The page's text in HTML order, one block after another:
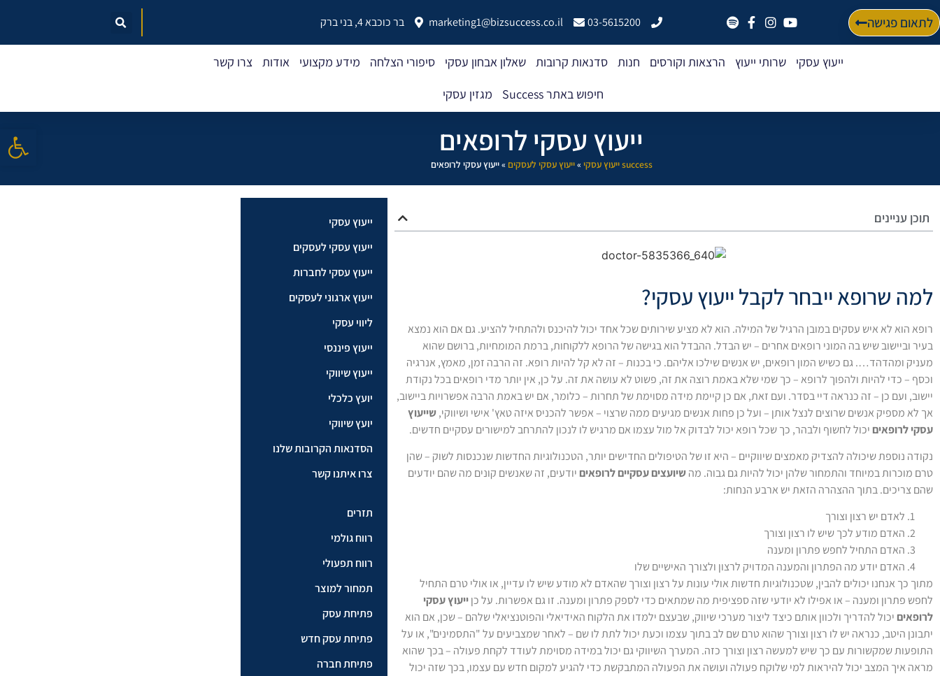
לתאום פגישה 03-5615200
marketing1@bizsuccess.co.il בר כוכבא 4, בני ברק
ייעוץ עסקי שרותי ייעוץ הרצאות וקורסים חנות סדנאות קרובות שאלון אבחון עסקי סיפורי הצלחה מידע מקצועי אודות
צרו קשר
חיפוש באתר Success
מגזין עסקי
ייעוץ עסקי לרופאים
success ייעוץ עסקי »ייעוץ עסקי לעסקים »ייעוץ עסקי לרופאים
תוכן עניינים
למה שרופא ייבחר לקבל ייעוץ עסקי?
רופא הוא לא איש עסקים במובן הרגיל של המילה. הוא לא מציע שירותים שכל אחד יכול להיכנס ולהתחיל להציע. גם אם הוא נמצא
בעיר וביישוב שיש בה המוני רופאים אחרים – יש הבדל. ההבדל הוא בגישה של הרופא ללקוחות, ברמת המומחיות, ברושם שהוא
מעניק ומהדהד…. גם כשיש המון רופאים, יש אנשים שילכו אליהם. כי בכנות – זה לא קל להיות רופא. זה הרבה זמן, מאמץ, אנרגיה
וכסף – כדי להיות ולהפוך לרופא – כך שמי שלא באמת רוצה את זה, פשוט לא עושה את זה. על כן, אין יותר מדי רופאים בכל נקודת
יישוב, ועם כן – זה כנראה דיי בסדר. ועם זאת, אם כן קיימת מידה מסוימת של תחרות – כלומר, אם יש באמת הרבה אפשרויות ביישוב,
אך לא מספיק אנשים שרוצים לנצל אותן – ועל כן פחות אנשים מגיעים ממה שרצוי – אפשר להכניס איזה טאץ' אישי ושיווקי,שייעוץ
עסקי לרופאים יכול לחשוף ולבהר, כך שכל רופא יכול לבדוק אל מול עצמו אם מרגיש לו לנכון להתרחב למישורים עסקיים חדשים.
נקודה נוספת שיכולה להצדיק מאמצים שיווקיים – היא זו של הטיפולים החדישים יותר, הטכנולוגיות החדשות שנכנסות לשוק – שהן
טרם מוכרות במיוחד והתמחור שלהן יכול להיות גם גבוה. מהשיועצים עסקיים לרופאים יודעים, זה שאנשים קונים מה שהם יודעים
שהם צריכים. בתוך ההצהרה הזאת יש ארבע הנחות:
לאדם יש רצון וצורך
האדם מודע לכך שיש לו רצון וצורך
האדם התחיל לחפש פתרון ומענה
האדם יודע מה הפתרון והמענה המדויק לרצון ולצורך האישיים שלו
מתוך כך אנחנו יכולים להבין, שטכנולוגיות חדשות אולי עונות על רצון וצורך שהאדם לא מודע שיש לו עדיין, או אולי טרם התחיל
לחפש פתרון ומענה – או אפילו לא יודעי שזה ספציפית מה שמתאים כדי לספק פתרון ומענה. זו גם אפשרות. על כןייעוץ עסקי
לרופאים יכול להדריך ולכוון אותם כיצד ליצור מערכי שיווק, שבעצם ילמדו את הלקוח האידיאלי והפוטנציאלי שלהם – שכן, אם הוא
יתבונן היטב, כנראה יש לו רצון וצורך שהוא טרם שם לב בתוך עצמו וכעת יכול לתת לו שם – לאחר שמצביעים על "התסמינים", או על
התופעות שמקשורות עם כך שיש למעשה רצון וצורך כזה. המערך השיווקי גם יכול במידה מסוימת לעודד לקחת פעולה – בכך שהוא
מראה איך המצב יכול להיראות למי שלוקח פעולה ועושה את הפעולה המתבקשת כדי להגיע למקום חדש עם עצמו, בכך שזה יכול
ייעוץ עסקי
ייעוץ עסקי לעסקים
ייעוץ עסקי לחברות
ייעוץ ארגוני לעסקים
ליווי עסקי
ייעוץ פיננסי
ייעוץ שיווקי
יועץ כלכלי
יועץ שיווקי
הסדנאות הקרובות שלנו
צרו איתנו קשר
תזרים
רווח גולמי
רווח תפעולי
תמחור למוצר
פתיחת עסק
פתיחת עסק חדש
פתיחת חברה
פתח